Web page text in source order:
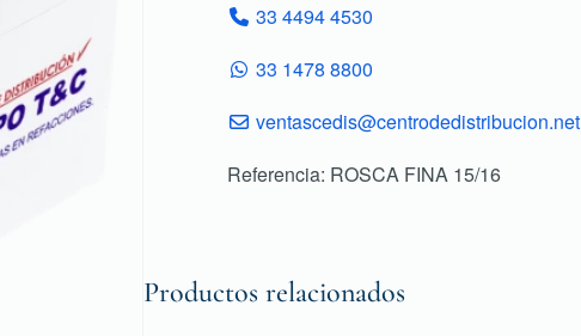
33 4494 4530
33 1478 8800
ventascedis@centrodedistribucion.net
Referencia: ROSCA FINA 15/16
Productos relacionados